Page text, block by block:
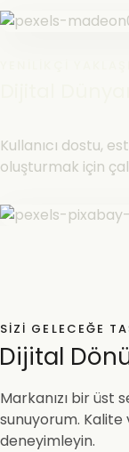
Kullanıcı dostu,
oluşturmak için
SIZI GELECEĞE
Dijital
Markanızı bir üst
sunuyorum. Kalite
deneyimleyin.